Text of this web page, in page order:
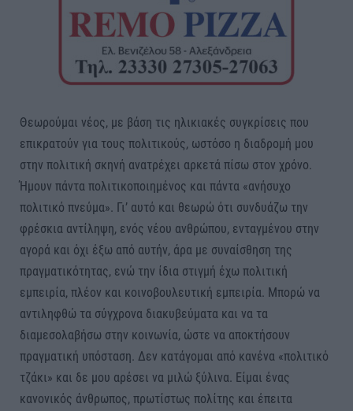
Θεωρούμαι νέος, με βάση τις ηλικιακές συγκρίσεις που
επικρατούν για τους πολιτικούς, ωστόσο η διαδρομή μου
στην πολιτική σκηνή ανατρέχει αρκετά πίσω στον χρόνο.
Ήμουν πάντα πολιτικοποιημένος και πάντα «ανήσυχο
πολιτικό πνεύμα». Γι’ αυτό και θεωρώ ότι συνδυάζω την
φρέσκια αντίληψη, ενός νέου ανθρώπου, ενταγμένου στην
αγορά και όχι έξω από αυτήν, άρα με συναίσθηση της
πραγματικότητας, ενώ την ίδια στιγμή έχω πολιτική
εμπειρία, πλέον και κοινοβουλευτική εμπειρία. Μπορώ να
αντιληφθώ τα σύγχρονα διακυβεύματα και να τα
διαμεσολαβήσω στην κοινωνία, ώστε να αποκτήσουν
πραγματική υπόσταση. Δεν κατάγομαι από κανένα «πολιτικό
τζάκι» και δε μου αρέσει να μιλώ ξύλινα. Είμαι ένας
κανονικός άνθρωπος, πρωτίστως πολίτης και έπειτα